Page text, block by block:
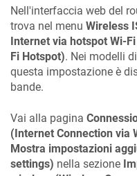
Nell'interfaccia web del
trova nel menu Wireless
Internet via hotspot Wi-
Fi Hotspot). Nei modelli
questa impostazione è
bande.
Vai alla pagina
(Internet Connection via
Mostra impostazioni
settings) nella sezione